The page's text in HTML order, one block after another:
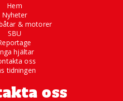
Hem
Nyheter
& motorer
SBU
hjältar
oss
tidningen
oss